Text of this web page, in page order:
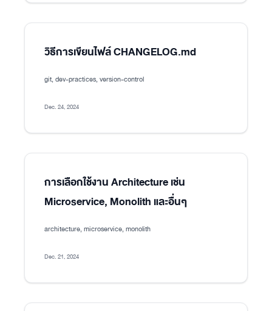
วิธีการเขียนไฟล์ CHANGELOG.md
git, dev-practices, version-control
Dec. 24, 2024
การเลือกใช้งาน Architecture เช่น
Microservice, Monolith และอื่นๆ
architecture, microservice, monolith
Dec. 21, 2024